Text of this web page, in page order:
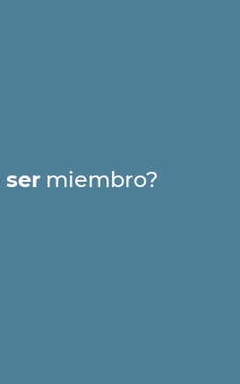
sermiembro?